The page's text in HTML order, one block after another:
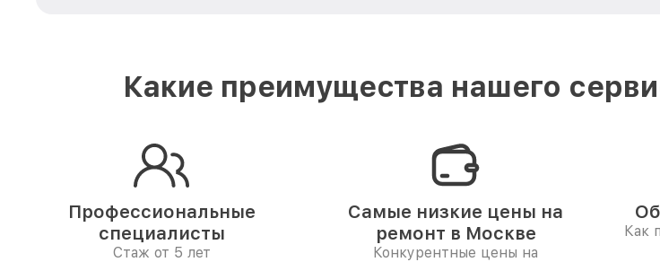
Какие преимущества нашего
Профессиональные
специалисты
Стаж от 5 лет
Самые низкие цены на
ремонт в Москве
Конкурентные цены на
Как